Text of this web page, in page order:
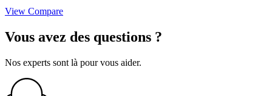
View Compare
Vous avez des questions ?
Nos experts sont là pour vous aider.